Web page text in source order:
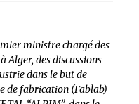
ministre chargé des
Alger, des discussions
dans le but de
de fabrication (Fablab)